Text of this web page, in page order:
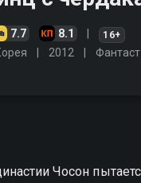
7.7 8.1 16+
2012
Чосон